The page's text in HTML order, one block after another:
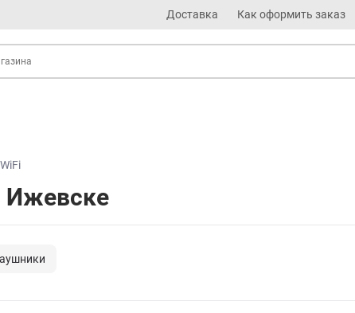
Доставка Как оформить заказ
Ижевске